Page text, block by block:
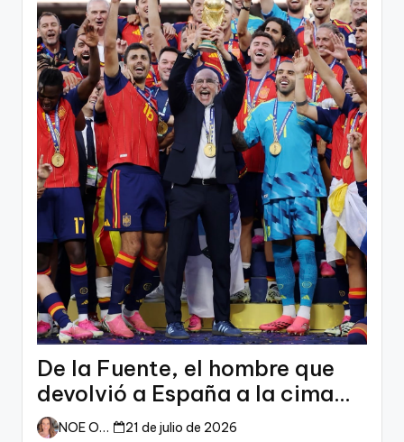
De la Fuente, el hombre que
devolvió a España a la cima
del mundo
NOE ORTIZ 21 de julio de 2026